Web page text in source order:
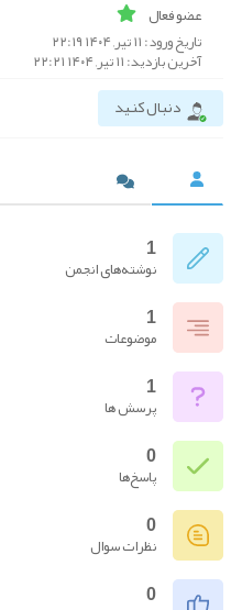
عضو فعال
تاریخ ورود: ۱۱ تیر, ۱۴۰۴ ۲۲:۱۹
آخرین بازدید: ۱۱ تیر, ۱۴۰۴ ۲۲:۲۱
دنبال کنید
1
نوشته‌های انجمن
موضوعات
پرسش ها
0
پاسخ‌ها
0
نظرات سوال